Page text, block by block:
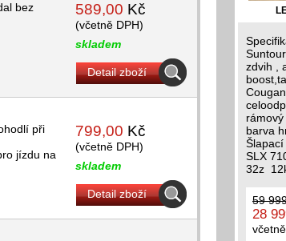
bez
589,00 Kč
(včetně DPH)
skladem
Detail zboží
při
jízdu na
799,00 Kč
(včetně DPH)
skladem
Detail zboží
zdvih ,
barva
SLX
32z
59
28